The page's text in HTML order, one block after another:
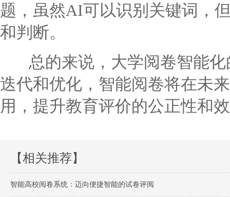
题，虽然AI可以识别关键词，
和判断。
总的来说，大学阅卷智能化
迭代和优化，智能阅卷将在未
用，提升教育评价的公正性和
【相关推荐】
智能高校阅卷系统：迈向便捷智能的试卷评阅